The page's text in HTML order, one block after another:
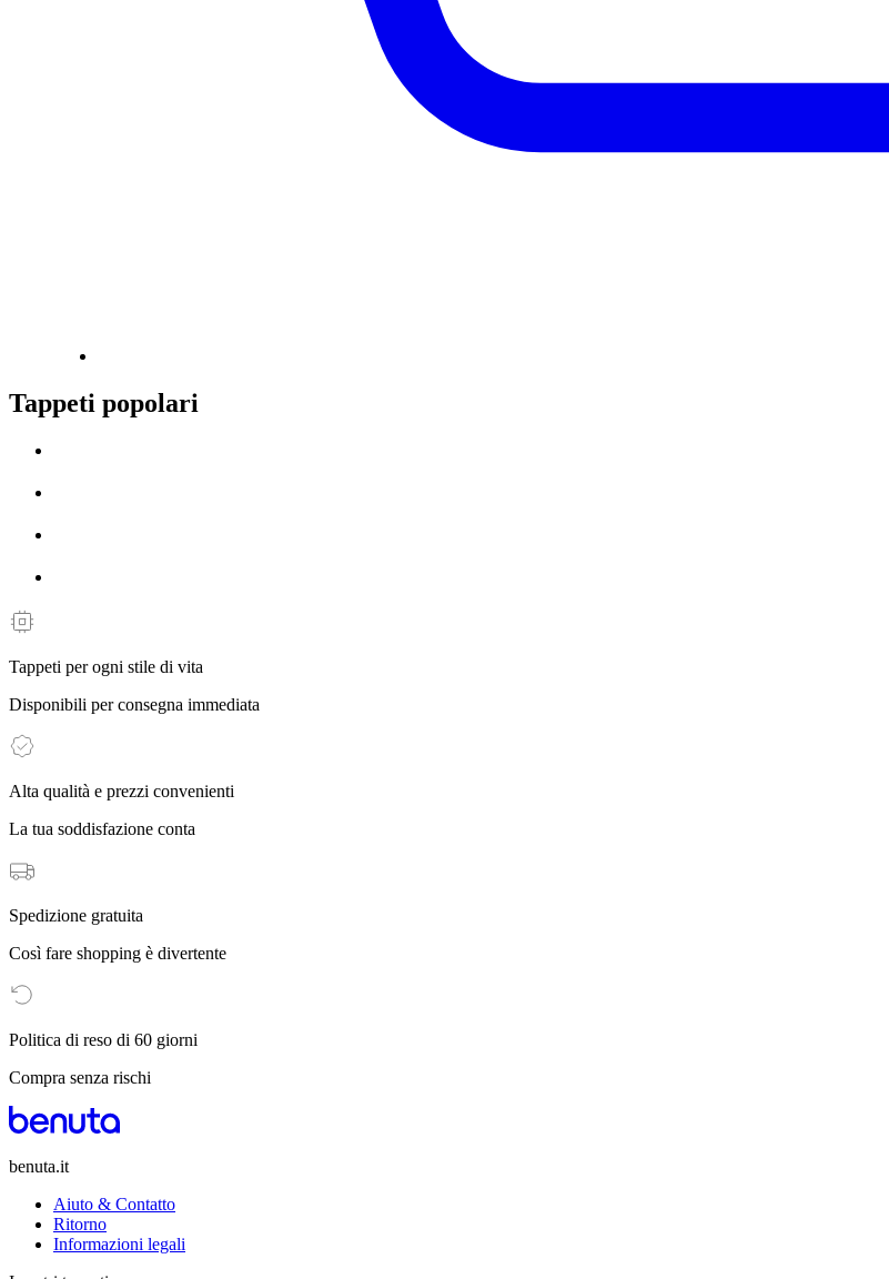
Tappeti popolari
Tappeti per ogni stile di vita
Disponibili per consegna immediata
Alta qualità e prezzi convenienti
La tua soddisfazione conta
Spedizione gratuita
Così fare shopping è divertente
Politica di reso di 60 giorni
Compra senza rischi
benuta.it
Aiuto & Contatto
Ritorno
Informazioni legali